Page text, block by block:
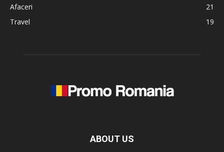
Afaceri
21
Travel
19
ABOUT US